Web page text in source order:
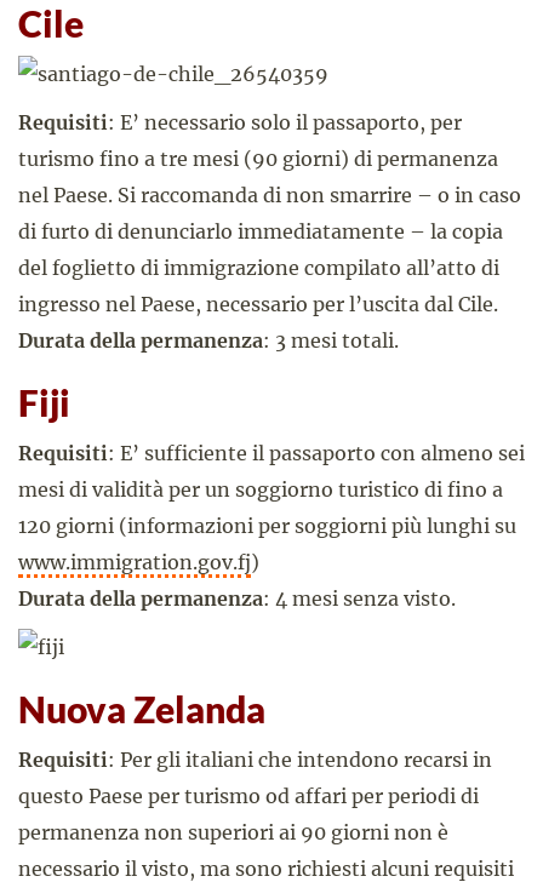
Cile
Requisiti: E’ necessario solo il passaporto, per
turismo fino a tre mesi (90 giorni) di permanenza
nel Paese. Si raccomanda di non smarrire – o in caso
di furto di denunciarlo immediatamente – la copia
del foglietto di immigrazione compilato all’atto di
ingresso nel Paese, necessario per l’uscita dal Cile.
Durata della permanenza: 3 mesi totali.
Fiji
Requisiti: E’ sufficiente il passaporto con almeno sei
mesi di validità per un soggiorno turistico di fino a
120 giorni (informazioni per soggiorni più lunghi su
www.immigration.gov.fj)
Durata della permanenza: 4 mesi senza visto.
Nuova Zelanda
Requisiti: Per gli italiani che intendono recarsi in
questo Paese per turismo od affari per periodi di
permanenza non superiori ai 90 giorni non è
necessario il visto, ma sono richiesti alcuni requisiti